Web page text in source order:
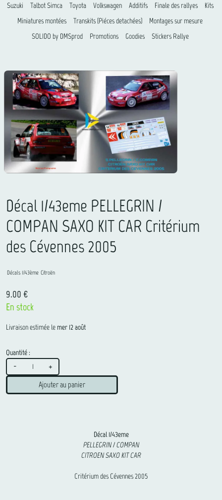
Suzuki
Talbot Simca Toyota Volkswagen Additifs Finale des rallyes
Kits
Miniatures montées
Transkits (Piéces detachées)
Montages sur mesure
SOLIDO by DMSprod
Promotions Goodies Stickers Rallye
Décal 1/43eme PELLEGRIN /
COMPAN SAXO KIT CAR Critérium
des Cévennes 2005
Décals 1/43ème Citroën
9.00 €
En stock
Livraison estimée lemer 12 août
Quantité :
- +
Ajouter au panier
Décal 1/43eme
PELLEGRIN / COMPAN
CITROEN SAXO KIT CAR
Critérium des Cévennes 2005